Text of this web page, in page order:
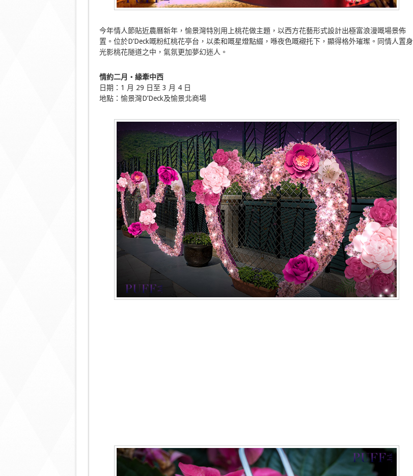
今年情人節貼近農曆新年，愉景灣特別用上桃花做主題，以西方花藝形式設計出極富浪漫嘅場景佈
置。位於D’Deck嘅粉紅桃花亭台，以柔和嘅星燈點綴，喺夜色嘅襯托下，顯得格外璀璨。同情人置身
光影桃花隧道之中，氣氛更加夢幻迷人。
情約二月‧緣牽中西
日期：1 月 29 日至 3 月 4 日
地點：愉景灣D’Deck及愉景北商場